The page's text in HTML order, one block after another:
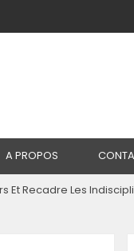
A PROPOS
Et Recadre Les